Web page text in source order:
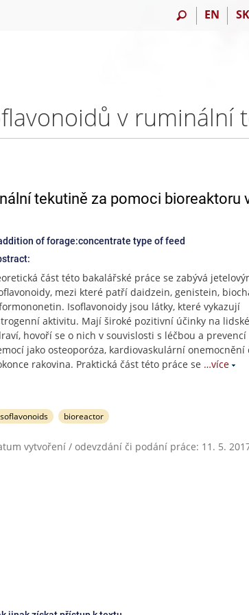
EN SK
tekutině za pomoci bioreaktoru
of forage:concentrate type of feed
část této bakalářské práce se zabývá
mezi které patří daidzein, genistein,
Isoflavonoidy jsou látky, které vykazují
aktivitu. Mají široké pozitivní účinky na lidské
hovoří se o nich v souvislosti s léčbou a prevencí
jako osteoporóza, kardiovaskulární onemocnění
rakovina. Praktická část této práce se …více
bioreactor
vytvoření / odevzdání či podání práce: 11. 5.